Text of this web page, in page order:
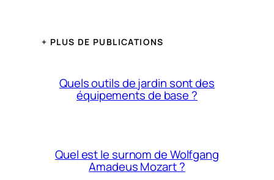
+ PLUS DE PUBLICATIONS
Quels outils de jardin sont des
équipements de base ?
Quel est le surnom de Wolfgang
Amadeus Mozart ?